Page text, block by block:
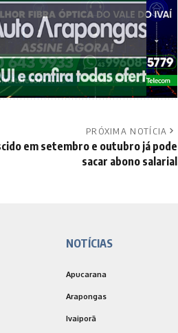
PRÓXIMA NOTÍCIA
em setembro e outubro já pode
sacar abono salarial
NOTÍCIAS
Apucarana
Arapongas
Ivaiporã